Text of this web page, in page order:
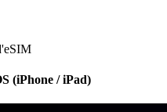
(iPhone / iPad)